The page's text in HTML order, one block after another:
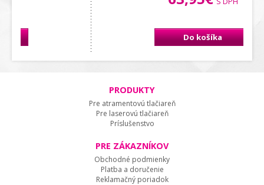
PRODUKTY
Pre atramentovú tlačiareň
Pre laserovú tlačiareň
Príslušenstvo
PRE ZÁKAZNÍKOV
Obchodné podmienky
Platba a doručenie
Reklamačný poriadok